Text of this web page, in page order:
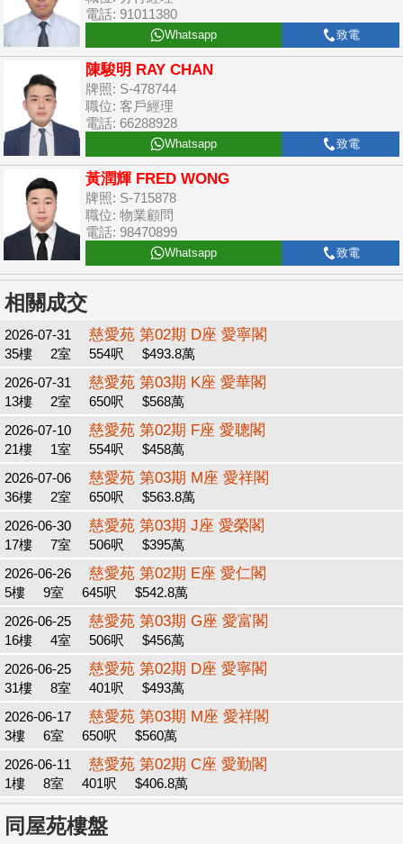
電話: 91011380
Whatsapp 致電
陳駿明 RAY CHAN
牌照: S-478744
職位: 客戶經理
電話: 66288928
Whatsapp 致電
黃潤輝 FRED WONG
牌照: S-715878
職位: 物業顧問
電話: 98470899
Whatsapp 致電
相關成交
2026-07-31 慈愛苑 第02期 D座 愛寧閣
35樓 2室 554呎
$493.8萬
2026-07-31
慈愛苑 第03期 K座 愛華閣
13樓 2室 650呎
$568萬
2026-07-10
慈愛苑 第02期 F座 愛聰閣
21樓 1室 554呎
$458萬
2026-07-06
慈愛苑 第03期 M座 愛祥閣
36樓 2室 650呎
$563.8萬
2026-06-30
慈愛苑 第03期 J座 愛榮閣
17樓 7室 506呎
$395萬
2026-06-26
慈愛苑 第02期 E座 愛仁閣
5樓 9室 645呎
$542.8萬
2026-06-25
慈愛苑 第03期 G座 愛富閣
16樓 4室 506呎
$456萬
2026-06-25
慈愛苑 第02期 D座 愛寧閣
31樓 8室 401呎
$493萬
2026-06-17
慈愛苑 第03期 M座 愛祥閣
3樓 6室 650呎
$560萬
2026-06-11
慈愛苑 第02期 C座 愛勤閣
1樓 8室 401呎 $406.8萬
同屋苑樓盤